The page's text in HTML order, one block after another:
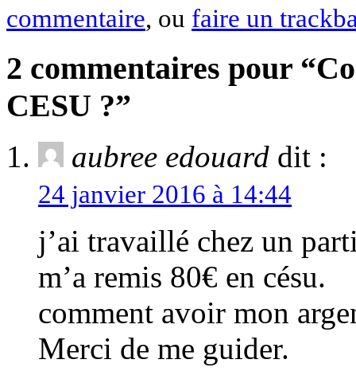
commentaire, ou faire un
2 commentaires pour
CESU ?”
aubree edouard dit :
24 janvier 2016 à 14:44
j’ai travaillé chez un
m’a remis 80€ en césu.
comment avoir mon
Merci de me guider.